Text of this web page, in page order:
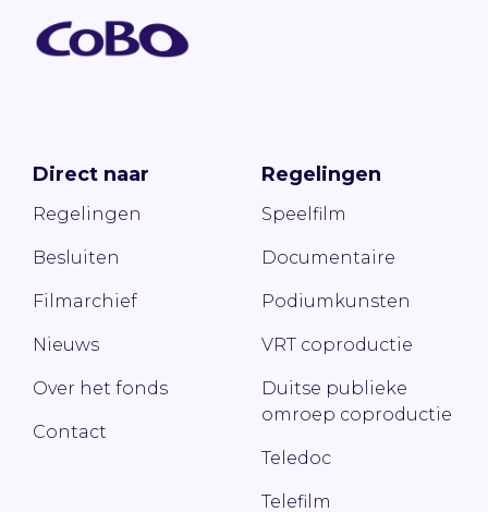
Direct naar
Regelingen
Besluiten
Filmarchief
Nieuws
Over het fonds
Contact
Regelingen
Speelfilm
Documentaire
Podiumkunsten
VRT coproductie
Duitse publieke
omroep coproductie
Teledoc
Telefilm